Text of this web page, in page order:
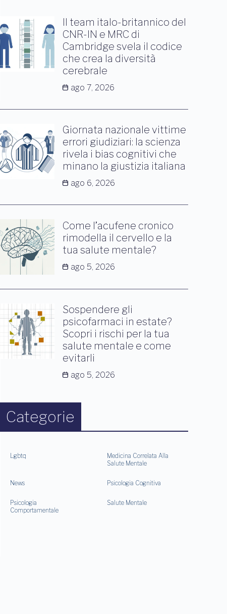
Il team italo-britannico del
CNR-IN e MRC di
Cambridge svela il codice
che crea la diversità
cerebrale
ago 7, 2026
Giornata nazionale vittime
errori giudiziari: la scienza
rivela i bias cognitivi che
minano la giustizia italiana
ago 6, 2026
Come l’acufene cronico
rimodella il cervello e la
tua salute mentale?
ago 5, 2026
Sospendere gli
psicofarmaci in estate?
Scopri i rischi per la tua
salute mentale e come
evitarli
ago 5, 2026
Categorie
Lgbtq
Medicina Correlata Alla
Salute Mentale
News Psicologia Cognitiva
Psicologia
Comportamentale
Salute Mentale